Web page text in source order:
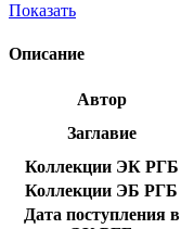
Показать
Описание
Автор
Заглавие
Коллекции ЭК РГБ
Коллекции ЭБ РГБ
Дата поступления в